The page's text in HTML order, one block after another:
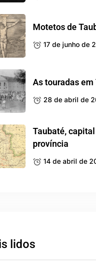
Motetos de
17 de junho de
As touradas em
28 de abril de
Taubaté,
província
14 de abril de
lidos